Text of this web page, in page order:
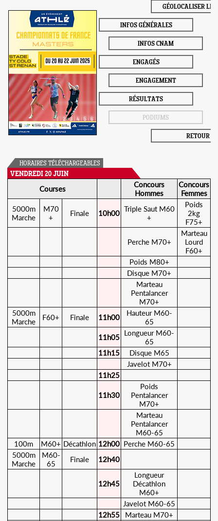
GÉOLOCALISER LE
INFOS GÉNÉRALES
INFOS CNAM
ENGAGÉS
ENGAGEMENT
RÉSULTATS
PODIUMS
RETOUR
HORAIRES TÉLÉCHARGEABLES
VENDREDI 20 JUIN
Courses
Concours
Hommes
Concours
Femmes
5000m
Marche
M70
+
Finale 10h00 Triple Saut M60
+
Poids
2kg
F75+
Perche M70+
Marteau
Lourd
F60+
Poids M80+
Disque M70+
Marteau
Pentalancer
M70+
5000m
Marche
F60+ Finale 11h00
Hauteur M60-
65
11h05 Longueur M60-
65
11h15
Disque M65
Javelot M70+
11h25
11h30
Poids
Pentalancer
M70+
Marteau
Pentalancer
M60-65
100m
M60+ Décathlon 12h00 Perche M60-65
5000m
Marche
M60-
65
Finale 12h40
12h45
Longueur
Décathlon
M60+
Javelot M60-65
12h55
Marteau M70+